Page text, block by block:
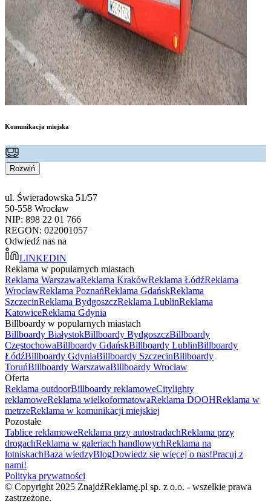
Komunikacja miejska
Rozwiń
ul. Świeradowska 51/57
50-558 Wrocław
NIP: 898 22 01 766
REGON: 022001057
Odwiedź nas na
LINKEDIN
Reklama w popularnych miastach
Reklama WarszawaReklama KrakówReklama ŁódźReklama
WrocławReklama PoznańReklama GdańskReklama
SzczecinReklama BydgoszczReklama LublinReklama
KatowiceReklama Gdynia
Billboardy w popularnych miastach
Billboardy BiałystokBillboardy BydgoszczBillboardy
CzęstochowaBillboardy GdańskBillboardy LublinBillboardy
ŁódźBillboardy GdyniaBillboardy SzczecinBillboardy
ToruńBillboardy WarszawaBillboardy Wrocław
Oferta
Reklama outdoorBillboardy reklamoweCitylighty
reklamoweReklama wielkoformatowaReklama DOOHReklama w
metrzeReklama w komunikacji miejskiej
Pozostałe
Tablice reklamoweReklama przy autostradachReklama przy
drogachReklama w galeriach handlowychReklama na
lotniskachBaza wiedzyBlogDowiedz się więcej o nas!Pracuj z
nami!
Polityka prywatności
© Copyright 2025 ZnajdźReklamę.pl sp. z o.o. - wszelkie prawa
zastrzeżone.